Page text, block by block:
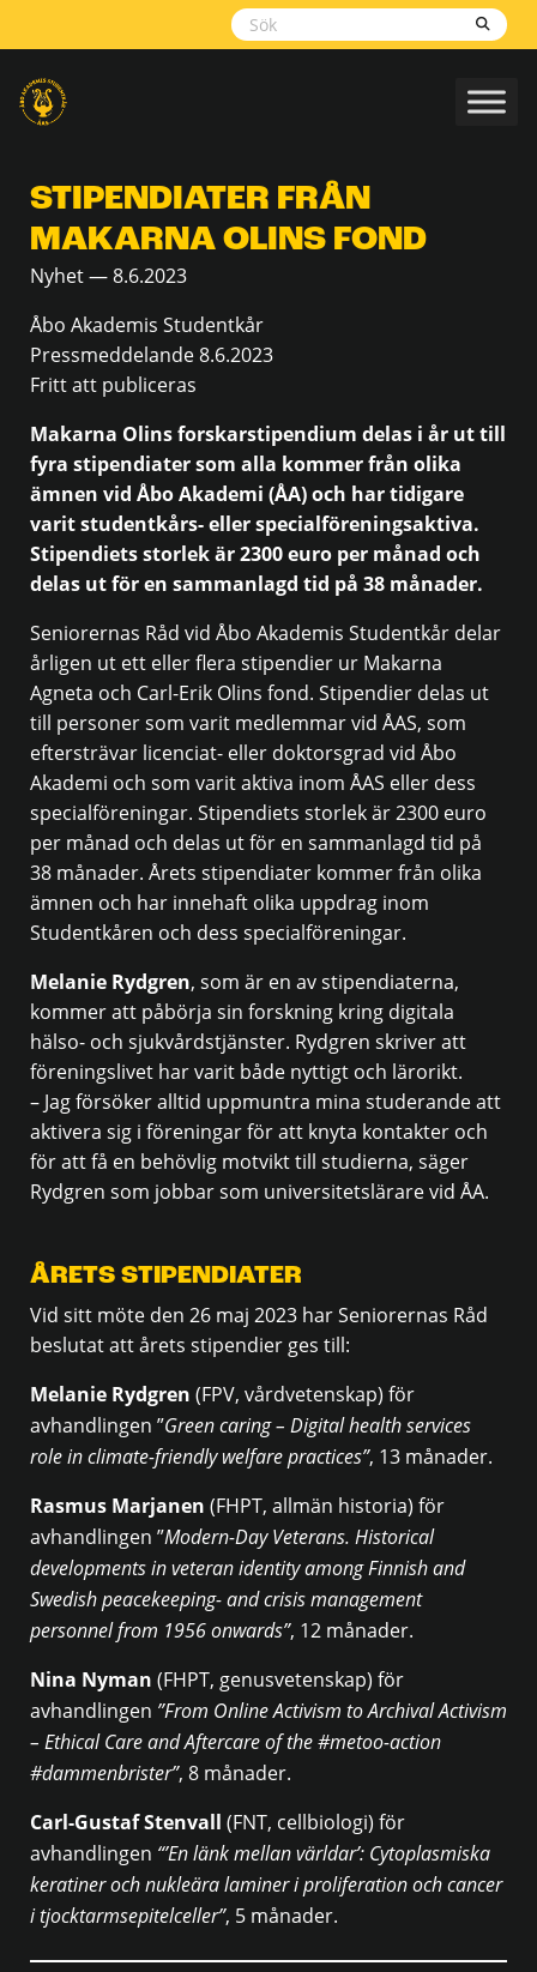
STIPENDIATER FRÅN
MAKARNA OLINS FOND
Nyhet — 8.6.2023
Åbo Akademis Studentkår
Pressmeddelande 8.6.2023
Fritt att publiceras
Makarna Olins forskarstipendium delas i år ut till
fyra stipendiater som alla kommer från olika
ämnen vid Åbo Akademi (ÅA) och har tidigare
varit studentkårs- eller specialföreningsaktiva.
Stipendiets storlek är 2300 euro per månad och
delas ut för en sammanlagd tid på 38 månader.
Seniorernas Råd vid Åbo Akademis Studentkår delar
årligen ut ett eller flera stipendier ur Makarna
Agneta och Carl-Erik Olins fond. Stipendier delas ut
till personer som varit medlemmar vid ÅAS, som
eftersträvar licenciat- eller doktorsgrad vid Åbo
Akademi och som varit aktiva inom ÅAS eller dess
specialföreningar. Stipendiets storlek är 2300 euro
per månad och delas ut för en sammanlagd tid på
38 månader. Årets stipendiater kommer från olika
ämnen och har innehaft olika uppdrag inom
Studentkåren och dess specialföreningar.
Melanie Rydgren, som är en av stipendiaterna,
kommer att påbörja sin forskning kring digitala
hälso- och sjukvårdstjänster. Rydgren skriver att
föreningslivet har varit både nyttigt och lärorikt.
– Jag försöker alltid uppmuntra mina studerande att
aktivera sig i föreningar för att knyta kontakter och
för att få en behövlig motvikt till studierna, säger
Rydgren som jobbar som universitetslärare vid ÅA.
ÅRETS STIPENDIATER
Vid sitt möte den 26 maj 2023 har Seniorernas Råd
beslutat att årets stipendier ges till:
Melanie Rydgren (FPV, vårdvetenskap) för
avhandlingen ”Green caring – Digital health services
role in climate-friendly welfare practices”, 13 månader.
Rasmus Marjanen (FHPT, allmän historia) för
avhandlingen ”Modern-Day Veterans. Historical
developments in veteran identity among Finnish and
Swedish peacekeeping- and crisis management
personnel from 1956 onwards”, 12 månader.
Nina Nyman (FHPT, genusvetenskap) för
avhandlingen ”From Online Activism to Archival Activism
– Ethical Care and Aftercare of the #metoo-action
#dammenbrister”, 8 månader.
Carl-Gustaf Stenvall (FNT, cellbiologi) för
avhandlingen “’En länk mellan världar’: Cytoplasmiska
keratiner och nukleära laminer i proliferation och cancer
i tjocktarmsepitelceller”, 5 månader.